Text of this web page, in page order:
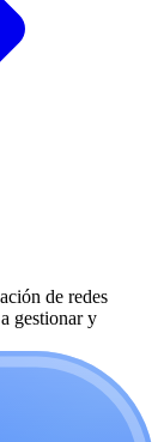
de redes
gestionar y